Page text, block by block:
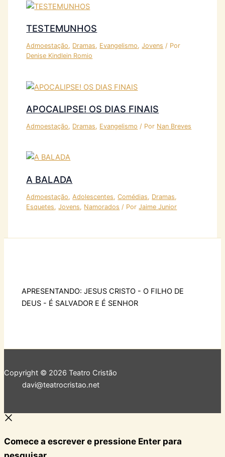
TESTEMUNHOS
Admoestação, Dramas, Evangelismo,Jovens / Por
Denise Kindlein Romio
APOCALIPSE! OS DIAS FINAIS
Admoestação, Dramas, Evangelismo / Por Nan Breves
A BALADA
Admoestação,Adolescentes,Comédias, Dramas,
Esquetes,Jovens, Namorados / PorJaime Junior
APRESENTANDO: JESUS CRISTO - O FILHO DE
DEUS - É SALVADOR E É SENHOR
Copyright © 2026 Teatro Cristão
davi@teatrocristao.net
Comece a escrever e pressione Enter para